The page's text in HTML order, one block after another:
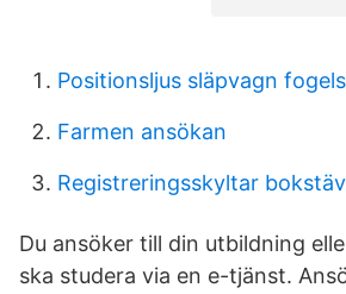
Positionsljus släpvagn
Farmen ansökan
Registreringsskyltar
Du ansöker till din utbildning
ska studera via en e-tjänst.